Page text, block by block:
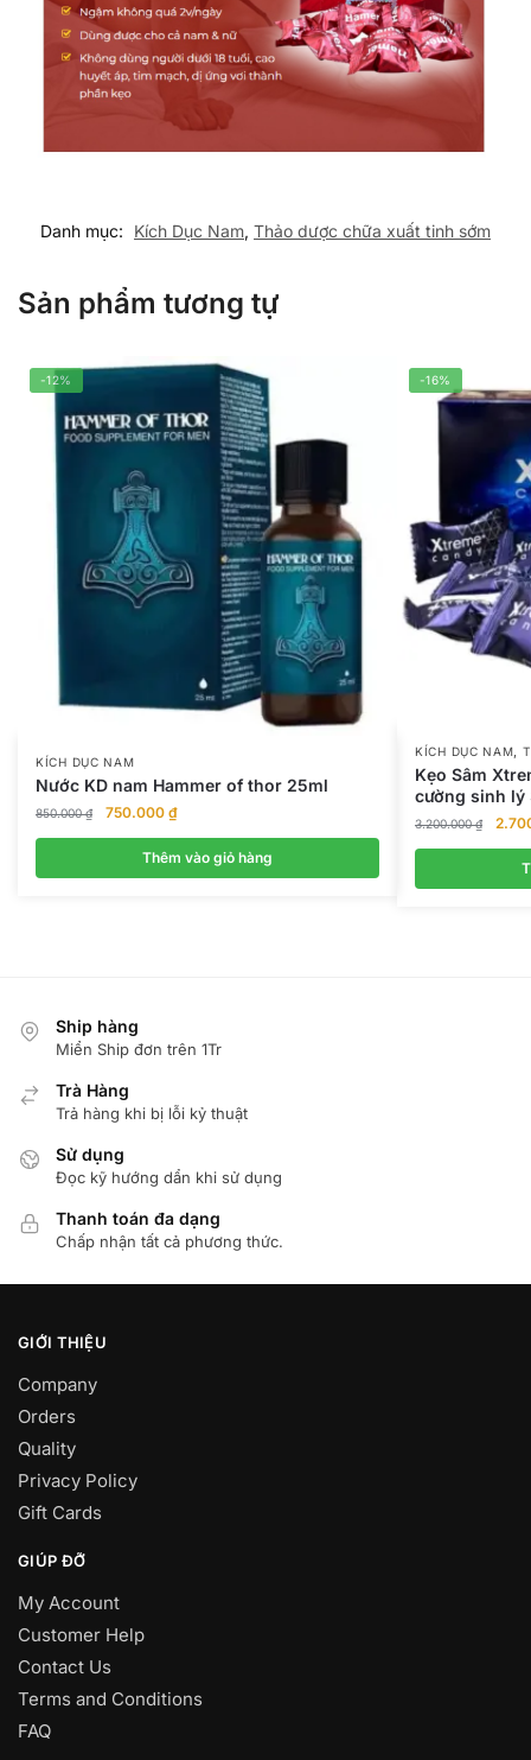
Danh mục: Kích Dục Nam, Thảo dược chữa xuất tinh sớm
Sản phẩm tương tự
-12%
KÍCH DỤC NAM
Nước KD nam Hammer of thor 25ml
850.000₫
Giá
850.000 ₫.
750.000 ₫Giá
tại
là:
Thêm vào giỏ hàng
-16%
KÍCH DỤC NAM,
Kẹo Sâm
cường sinh lý
3.200.000₫
Giá
gốc
Ship hàng
Miển Ship đơn trên 1Tr
Trà Hàng
Trả hàng khi bị lỗi kỷ thuật
Sử dụng
Đọc kỹ hướng dẩn khi sử dụng
Thanh toán đa dạng
Chấp nhận tất cả phương thức.
GIỚI THIỆU
Company
Orders
Quality
Privacy Policy
Gift Cards
GIÚP ĐỠ
My Account
Customer Help
Contact Us
Terms and Conditions
FAQ